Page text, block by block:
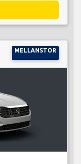
MELLANSTOR